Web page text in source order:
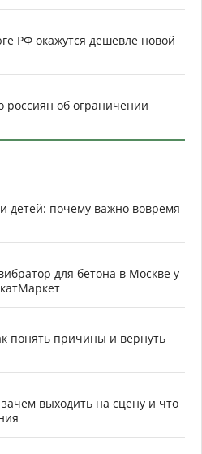
РФ окажутся дешевле новой
об ограничении
детей: почему важно вовремя
для бетона в Москве у
понять причины и вернуть
выходить на сцену и что